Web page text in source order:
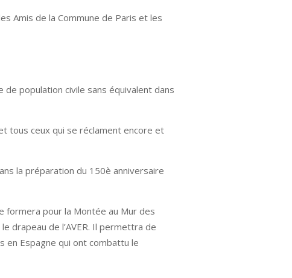
Amis de la Commune de Paris et les
population civile sans équivalent dans
tous ceux qui se réclament encore et
la préparation du 150è anniversaire
formera pour la Montée au Mur des
drapeau de l’AVER. Il permettra de
en Espagne qui ont combattu le